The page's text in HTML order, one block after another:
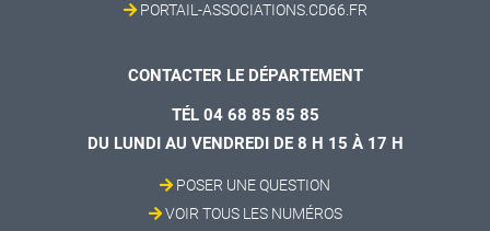
PORTAIL-ASSOCIATIONS.CD66.FR
CONTACTER LE DÉPARTEMENT
TÉL 04 68 85 85 85
DU LUNDI AU VENDREDI DE 8 H 15 À 17 H
POSER UNE QUESTION
VOIR TOUS LES NUMÉROS